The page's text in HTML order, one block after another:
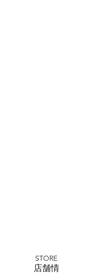
STORE
​店舗情